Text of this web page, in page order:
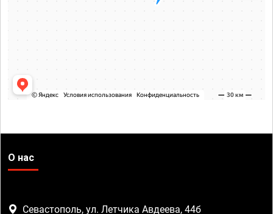
О нас
Севастополь, ул. Летчика Авдеева, 44б